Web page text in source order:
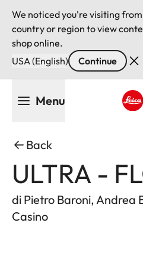
We noticed you're visiting from
country or region to view
shop online.
USA (English)
Continue
Menu
Back
ULTRA -
di Pietro Baroni, Andrea
Casino